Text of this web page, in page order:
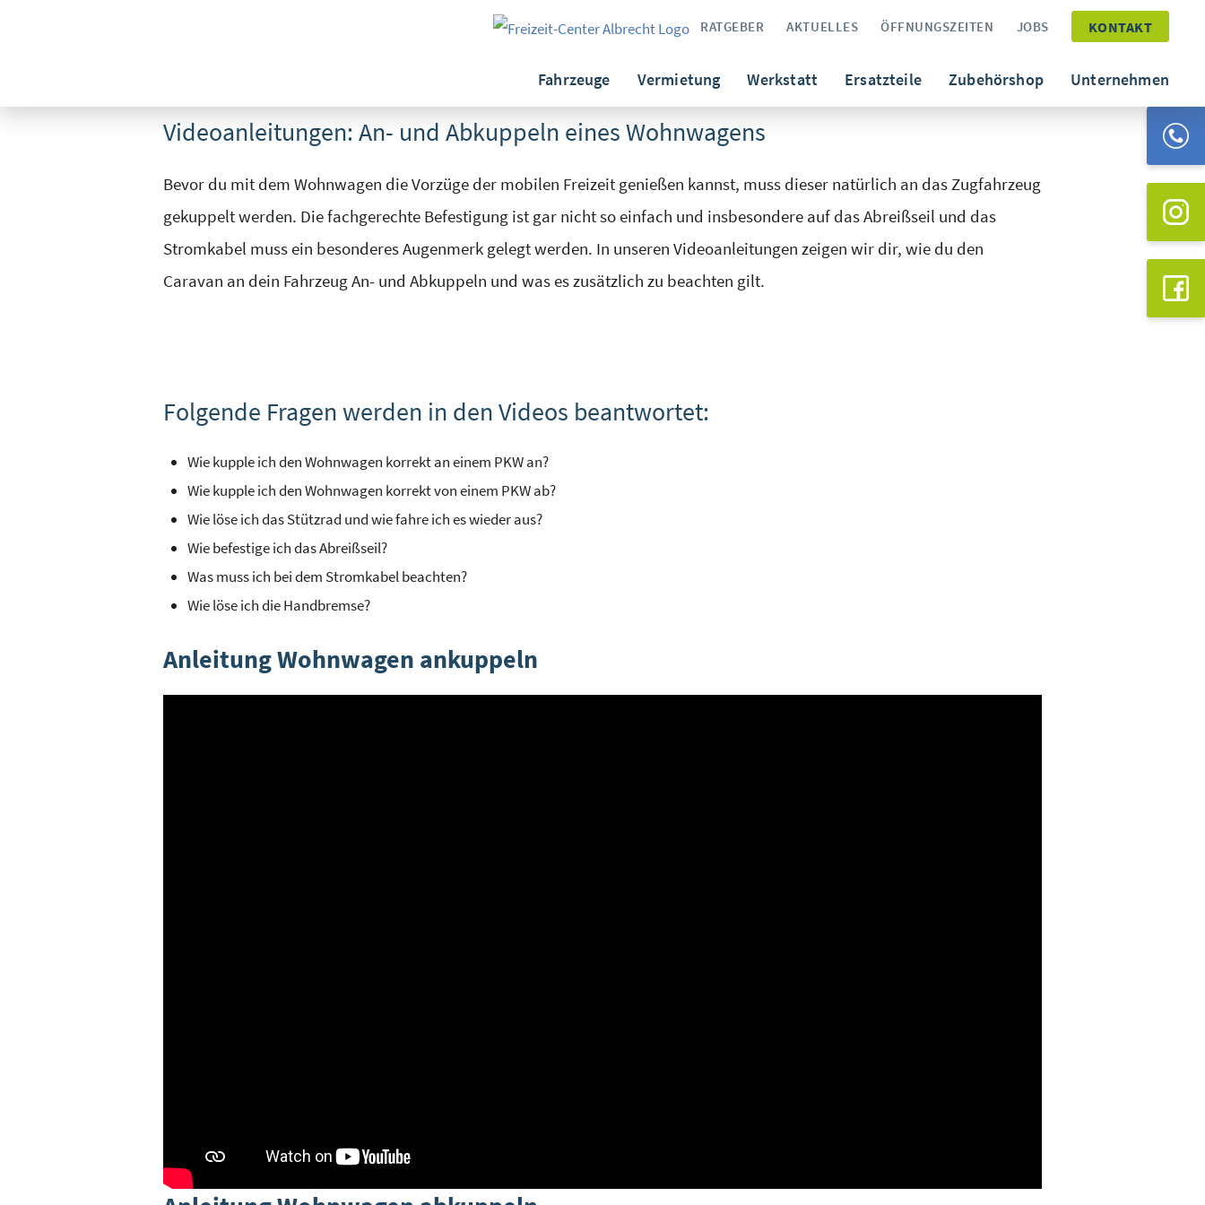
RATGEBER AKTUELLES ÖFFNUNGSZEITEN JOBS KONTAKT
Fahrzeuge Vermietung Werkstatt Ersatzteile Zubehörshop Unternehmen
einesWohnwagens ZURÜCK ZUR ÜBERSICHT
Videoanleitungen: An- und Abkuppeln eines Wohnwagens
Bevor du mit dem Wohnwagen die Vorzüge der mobilen Freizeit genießen kannst, muss dieser natürlich an das Zugfahrzeug
gekuppelt werden. Die fachgerechte Befestigung ist gar nicht so einfach und insbesondere auf das Abreißseil und das
Stromkabel muss ein besonderes Augenmerk gelegt werden. In unseren Videoanleitungen zeigen wir dir, wie du den
Caravan an dein Fahrzeug An- und Abkuppeln und was es zusätzlich zu beachten gilt.
Folgende Fragen werden in den Videos beantwortet:
Wie kupple ich den Wohnwagen korrekt an einem PKW an?
Wie kupple ich den Wohnwagen korrekt von einem PKW ab?
Wie löse ich das Stützrad und wie fahre ich es wieder aus?
Wie befestige ich das Abreißseil?
Was muss ich bei dem Stromkabel beachten?
Wie löse ich die Handbremse?
Anleitung Wohnwagen ankuppeln